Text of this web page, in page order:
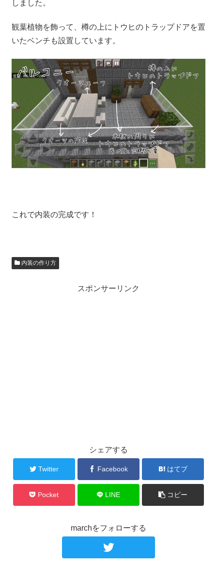
しました。
観葉植物を飾って、樽の上にトウヒのトラップドアを置
いたベンチも設置しています。
これで内装の完成です！
内装の作り方
スポンサーリンク
シェアする
Twitter Facebook はてブ
Pocket LINE コピー
marchをフォローする